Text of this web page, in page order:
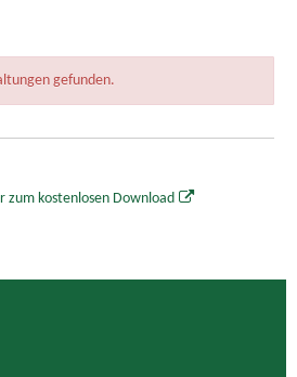
gefunden.
zum kostenlosen Download